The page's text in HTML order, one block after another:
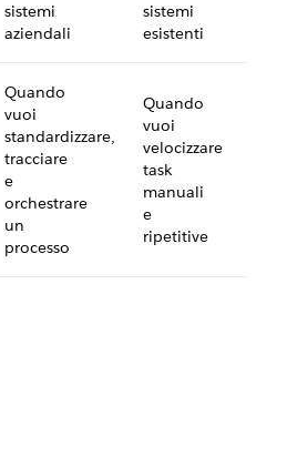
sistemi
aziendali
sistemi
esistenti
Quando
vuoi
standardizzare,
tracciare
e
orchestrare
un
processo
Quando
vuoi
velocizzare
task
manuali
e
ripetitive